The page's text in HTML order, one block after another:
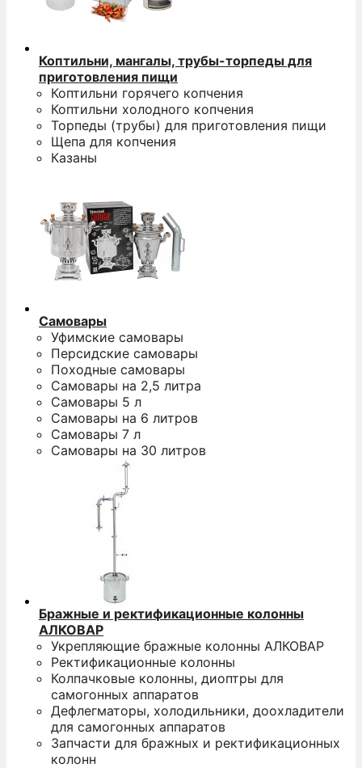
Коптильни, мангалы, трубы-торпеды для
приготовления пищи
Коптильни горячего копчения
Коптильни холодного копчения
Торпеды (трубы) для приготовления пищи
Щепа для копчения
Казаны
Самовары
Уфимские самовары
Персидские самовары
Походные самовары
Самовары на 2,5 литра
Самовары 5 л
Самовары на 6 литров
Самовары 7 л
Самовары на 30 литров
Бражные и ректификационные колонны
АЛКОВАР
Укрепляющие бражные колонны АЛКОВАР
Ректификационные колонны
Колпачковые колонны, диоптры для
самогонных аппаратов
Дефлегматоры, холодильники, доохладители
для самогонных аппаратов
Запчасти для бражных и ректификационных
колонн